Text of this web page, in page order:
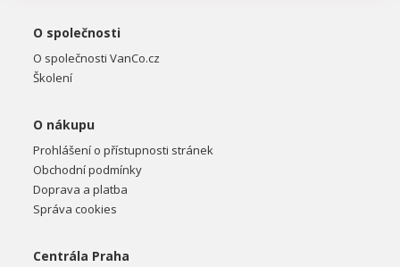
O společnosti
O společnosti VanCo.cz
Školení
O nákupu
Prohlášení o přístupnosti stránek
Obchodní podmínky
Doprava a platba
Správa cookies
Centrála Praha